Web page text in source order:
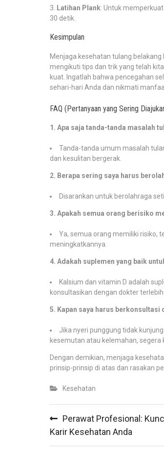
Latihan Plank: Untuk
30 detik.
Kesimpulan
Menjaga kesehatan tulang
mengikuti tips dan trik yang telah
kuat. Ingatlah bahwa pencegahan
sehari-hari Anda dan nikmati
FAQ (Pertanyaan yang Sering
1. Apa saja tanda-tanda masalah
Tanda-tanda umum masalah
dan kesulitan bergerak.
2. Berapa sering saya harus
Disarankan untuk berolahraga
3. Apakah semua orang berisiko
Ya, semua orang memiliki risiko,
meningkatkannya.
4. Adakah suplemen yang baik
Kalsium dan vitamin D adalah
konsultasikan dengan dokter terlebih
5. Kapan saya harus
Jika nyeri punggung tidak
kesemutan atau kelemahan, segera
Dengan demikian, menjaga
prinsip-prinsip di atas dan rasakan
Kesehatan
navigation
Perawat Profesional:
Karir Kesehatan Anda